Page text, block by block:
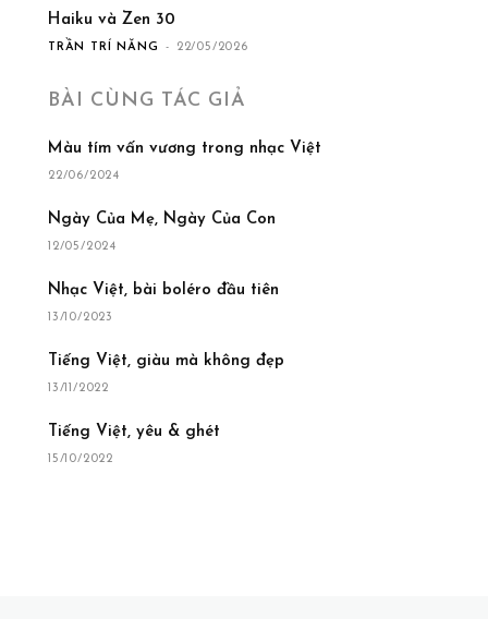
Haiku và Zen 30
TRẦN TRÍ NĂNG - 22/05/2026
BÀI CÙNG TÁC GIẢ
Màu tím vấn vương trong nhạc Việt
22/06/2024
Ngày Của Mẹ, Ngày Của Con
12/05/2024
Nhạc Việt, bài boléro đầu tiên
13/10/2023
Tiếng Việt, giàu mà không đẹp
13/11/2022
Tiếng Việt, yêu & ghét
15/10/2022